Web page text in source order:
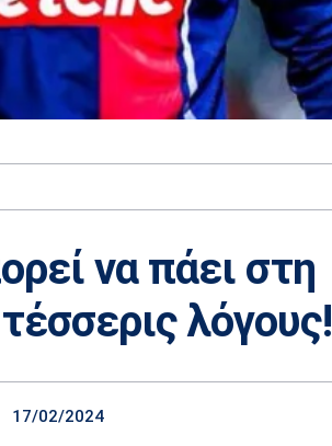
να πάει στη
λόγους!
17/02/2024